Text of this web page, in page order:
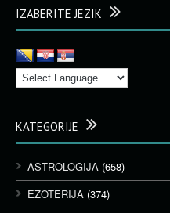
IZABERITE JEZIK
KATEGORIJE
ASTROLOGIJA (658)
EZOTERIJA (374)